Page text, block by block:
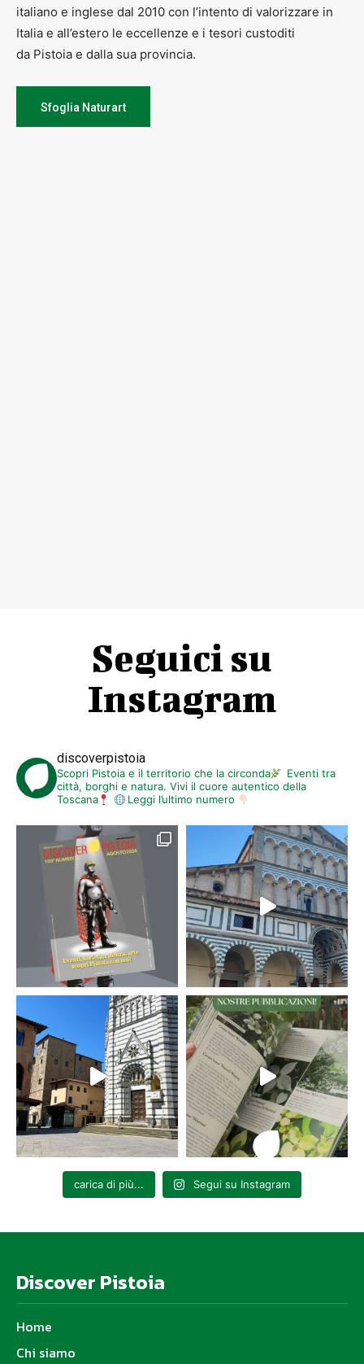
italiano e inglese dal 2010 con l’intento di valorizzare in
Italia e all’estero le eccellenze e i tesori custoditi
da Pistoia e dalla sua provincia.
Sfoglia Naturart
Seguici su
Instagram
discoverpistoia
Scopri Pistoia e il territorio che la circonda
Eventi tra
città, borghi e natura. Vivi il cuore autentico della
Toscana
Leggi l’ultimo numero
carica di più... Segui su Instagram
Discover Pistoia
Home
Chi siamo